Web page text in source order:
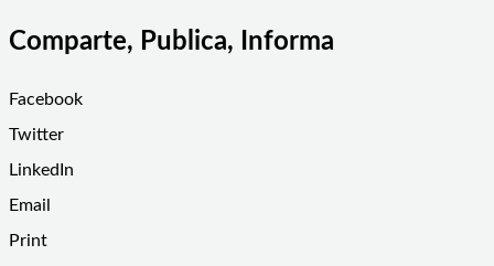
Comparte, Publica, Informa
Facebook
Twitter
LinkedIn
Email
Print